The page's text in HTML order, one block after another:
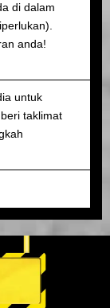
di dalam
anda!
untuk
taklimat